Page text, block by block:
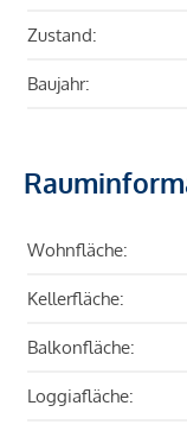
Zustand:
Baujahr:
Wohnfläche:
Kellerfläche:
Balkonfläche:
Loggiafläche: